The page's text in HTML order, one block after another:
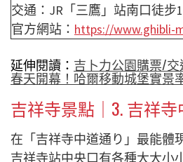
交通：JR「三鷹」站南口徒步
官方網站： https://www.ghibli-
延伸閱讀： 吉卜力公園購票/交
春天開幕！哈爾移動城堡實景
吉祥寺景點｜3.吉祥寺
在「吉祥寺中道通り」最能體
吉祥寺站中央口有各種大大小